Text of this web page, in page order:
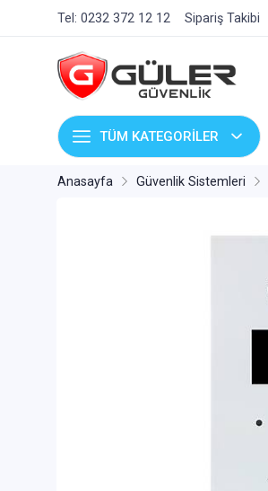
Tel: 0232 372 12 12 Sipariş Takibi
TÜM KATEGORİLER
Anasayfa Güvenlik Sistemleri